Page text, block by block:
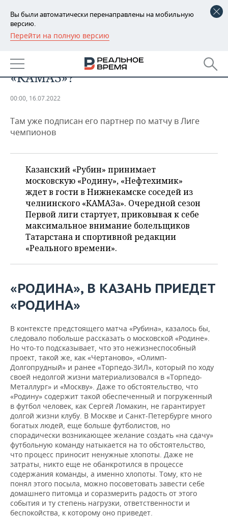
Вы были автоматически перенаправлены на мобильную
версию.
Перейти на полную версию
РЕГИОНЫ
БАШКОРТОСТАН
ТАТАРСТАН
НОВОСТИ
АНАЛИТИКА
ДЕКЛАРАЦИИ О ДОХОДАХ
КОРОЛИ ГОСЗАКАЗА ПФО
ВУЗЫ ТАТАРСТАНА
КОМУ ПРИНАДЛЕЖАТ
ТОРГОВЫЕ ЦЕНТРЫ
ТАТАРСТАНА
НОВОСТИ ЭКОНОМИКИ
ФИНАНСЫ
БАНКИ
БЮДЖЕТ
ИНВЕСТИЦИИ
ПРОМЫШЛЕННОСТЬ
НОВОСТИ
АГРОПРОМ
МАШИНОСТРОЕНИЕ
НЕФТЕХИМИЯ
ЭНЕРГЕТИКА
НЕДВИЖИМОСТЬ
НОВОСТИ НЕДВИЖИМОСТИ
АВТО
НОВОСТИ АВТО
БИЗНЕС
НОВОСТИ БИЗНЕСА
РОЗНИЧНАЯ ТОРГОВЛЯ
УСЛУГИ
ТЕХНОЛОГИИ
НОВОСТИ ТЕХНОЛОГИЙ
МЕДИА
МЕРОПРИЯТИЯ
ВЫЕЗДНАЯ РЕДАКЦИЯ
ONLINE-КОНФЕРЕНЦИИ
ОТКРЫТАЯ ЛЕКЦИЯ
НОВОСТИ СПОРТА
ХОККЕЙ
БАСКЕТБОЛ
ВОЛЕЙБОЛ
КИБЕРСПОРТ
ФИГУРНОЕ КАТАНИЕ
ВОДНЫЕ ВИДЫ СПОРТА
ХОККЕЙ С МЯЧОМ
ОБЩЕСТВО
ВЛАСТЬ
ИНФРАСТРУКТУРА
ИСТОРИЯ
КУЛЬТУРА
МЕДИЦИНА
ОБРАЗОВАНИЕ
ПРОИСШЕСТВИЯ
СЮЖЕТЫ
СПРАВОЧНИК
СПИСОК ПЕРСОН
СПИСОК КОМПАНИЙ
ПОЛНАЯ ВЕРСИЯ
Почему бы Дзюбе не сыграть за
«КАМАЗ»?
00:00, 16.07.2022
Там уже подписан его партнер по матчу в Лиге
чемпионов
Казанский «Рубин» принимает
московскую «Родину», «Нефтехимик»
ждет в гости в Нижнекамске соседей из
челнинского «КАМАЗа». Очередной сезон
Первой лиги стартует, приковывая к себе
максимальное внимание болельщиков
Татарстана и спортивной редакции
«Реального времени».
«РОДИНА», В КАЗАНЬ ПРИЕДЕТ
«РОДИНА»
В контексте предстоящего матча «Рубина», казалось бы,
следовало побольше рассказать о московской «Родине».
Но что-то подсказывает, что это нежизнеспособный
проект, такой же, как «Чертаново», «Олимп-
Долгопрудный» и ранее «Торпедо-ЗИЛ», который по ходу
своей недолгой жизни материализовался в «Торпедо-
Металлург» и «Москву». Даже то обстоятельство, что
«Родину» содержит такой обеспеченный и погруженный
в футбол человек, как Сергей Ломакин, не гарантирует
долгой жизни клубу. В Москве и Санкт-Петербурге много
богатых людей, еще больше футболистов, но
спорадически возникающее желание создать «на сдачу»
футбольную команду натыкается на то обстоятельство,
что процесс приносит ненужные хлопоты. Даже не
затраты, никто еще не обанкротился в процессе
содержания команды, а именно хлопоты. Тому, кто не
понял этого посыла, можно посоветовать завести себе
домашнего питомца и соразмерить радость от этого
события и ту степень нагрузки, ответственности и
беспокойства, к которому оно приведет.